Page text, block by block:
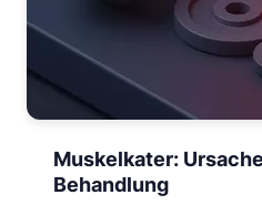
Muskelkater:
Behandlung